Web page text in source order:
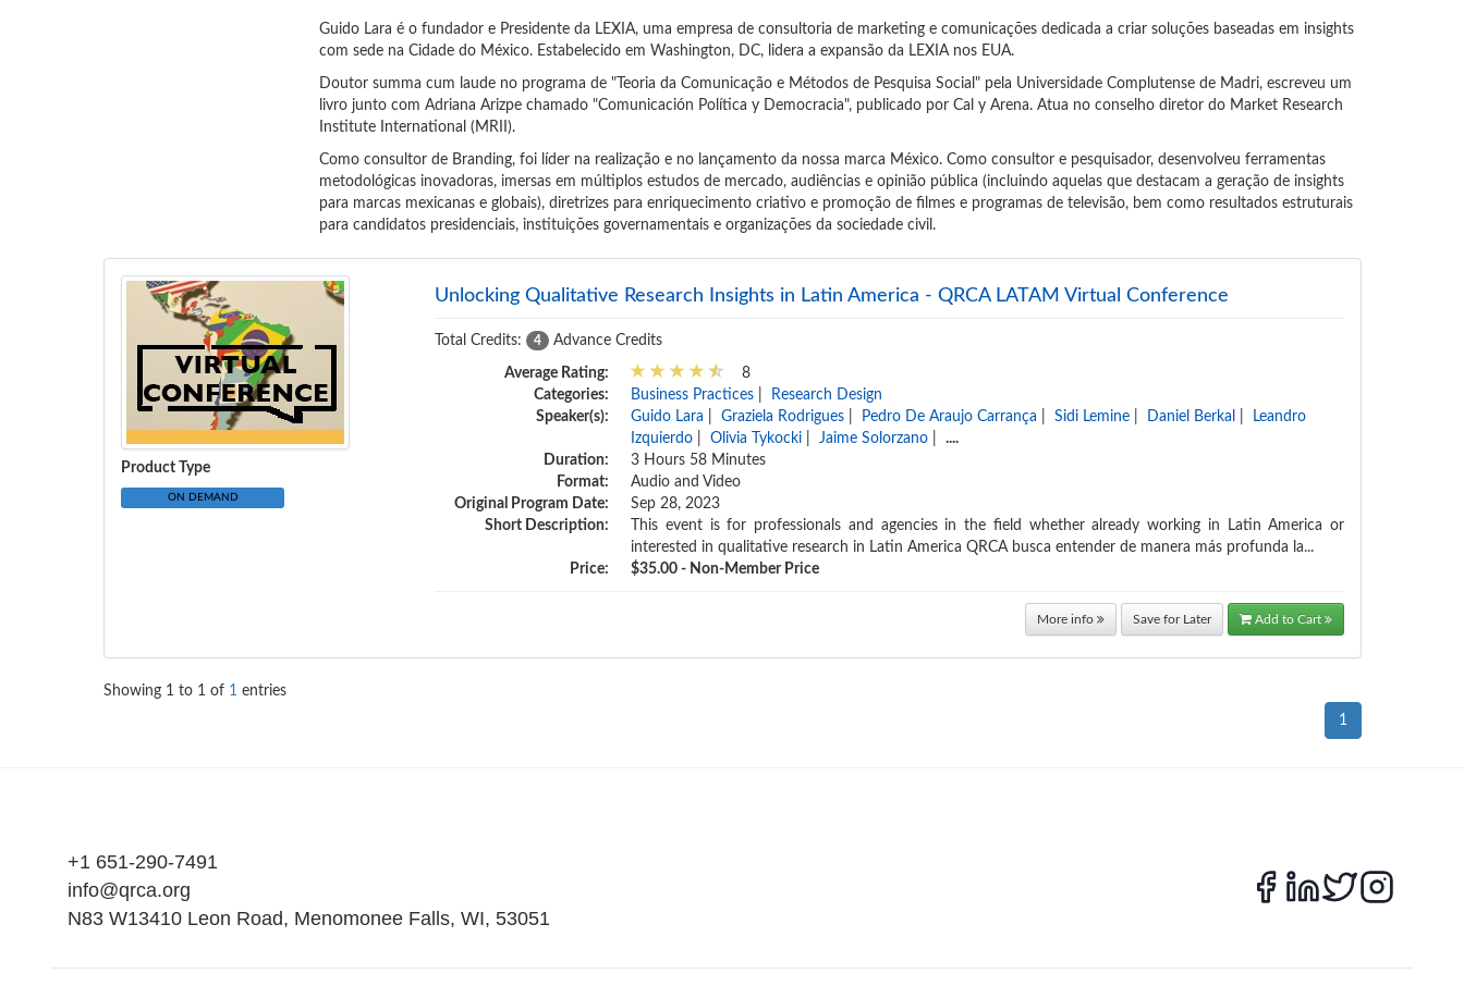
Guido Lara é o fundador e Presidente da LEXIA, uma empresa de consultoria de marketing e comunicações dedicada a criar soluções baseadas em insights
com sede na Cidade do México. Estabelecido em Washington, DC, lidera a expansão da LEXIA nos EUA.
Doutor summa cum laude no programa de "Teoria da Comunicação e Métodos de Pesquisa Social" pela Universidade Complutense de Madri, escreveu um
livro junto com Adriana Arizpe chamado "Comunicación Política y Democracia", publicado por Cal y Arena. Atua no conselho diretor do Market Research
Institute International (MRII).
Como consultor de Branding, foi líder na realização e no lançamento da nossa marca México. Como consultor e pesquisador, desenvolveu ferramentas
metodológicas inovadoras, imersas em múltiplos estudos de mercado, audiências e opinião pública (incluindo aquelas que destacam a geração de insights
para marcas mexicanas e globais), diretrizes para enriquecimento criativo e promoção de filmes e programas de televisão, bem como resultados estruturais
para candidatos presidenciais, instituições governamentais e organizações da sociedade civil.
Product Type
ON DEMAND
Unlocking Qualitative Research Insights in Latin America - QRCA LATAM Virtual Conference
Total Credits: 4 Advance Credits
Average Rating:
8
Categories:
Business Practices
Research Design
Speaker(s):
Guido Lara Graziela Rodrigues Pedro De Araujo Carrança Sidi Lemine Daniel Berkal
Leandro
Izquierdo
Olivia Tykocki Jaime Solorzano
....
Duration:
3 Hours 58 Minutes
Format:
Audio and Video
Original Program Date:
Sep 28, 2023
Short Description:
This event is for professionals and agencies in the field whether already working in Latin America or
interested in qualitative research in Latin America QRCA busca entender de manera más profunda la...
Price:
$35.00 - Non-Member Price
More info Save for Later Add to Cart
Showing 1 to 1 of 1 entries
1
+1 651-290-7491
info@qrca.org
N83 W13410 Leon Road, Menomonee Falls, WI, 53051